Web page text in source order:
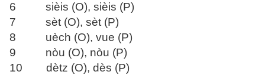
6 sièis (O), sièis (P)
7 sèt (O), sèt (P)
8 uèch (O), vue (P)
9 nòu (O), nòu (P)
10 dètz (O), dès (P)